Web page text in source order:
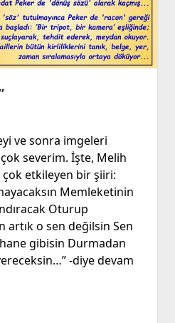
ve sonra imgeleri
severim. İşte, Melih
çok etkileyen bir şiiri:
Memleketinin
Oturup
artık o sen değilsin Sen
gibisin Durmadan
-diye devam